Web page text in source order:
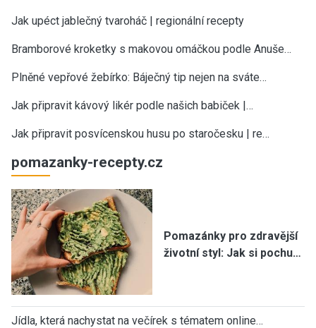
Jak upéct jablečný tvaroháč | regionální recepty
Bramborové kroketky s makovou omáčkou podle Anuše…
Plněné vepřové žebírko: Báječný tip nejen na sváte…
Jak připravit kávový likér podle našich babiček |…
Jak připravit posvícenskou husu po staročesku | re…
pomazanky-recepty.cz
Pomazánky pro zdravější
životní styl: Jak si pochu…
Jídla, která nachystat na večírek s tématem online…